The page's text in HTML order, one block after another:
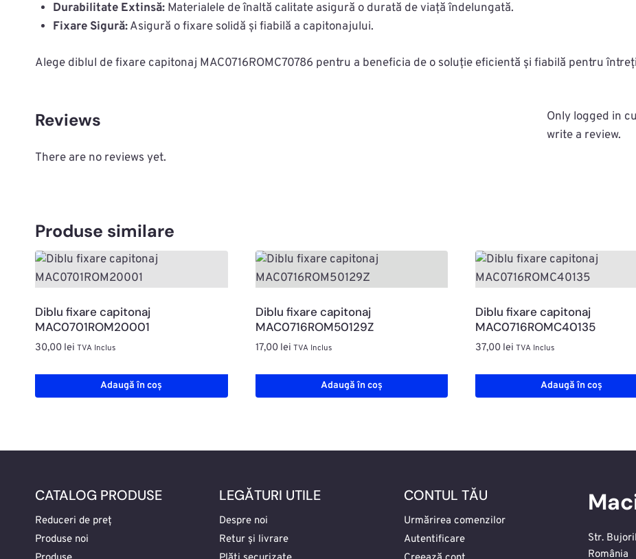
Durabilitate Extinsă:Materialele de înaltă calitate asigură o durată de viață îndelungată.
Fixare Sigură:Asigură o fixare solidă și fiabilă a capitonajului.
Alege diblul de fixare capitonaj MAC0716ROMC70786 pentru a beneficia de o soluție eficientă și fiabilă pentru
Reviews
There are no reviews yet.
Only logged in
write a review.
Produse similare
Diblu fixare capitonaj
MAC0701ROM20001
30,00 lei TVA Inclus
Adaugă în coș
Diblu fixare capitonaj
MAC0716ROM50129Z
17,00 lei TVA Inclus
Adaugă în coș
Diblu fixare capitonaj
MAC0716ROMC40135
37,00 lei TVA Inclus
Adaugă în coș
CATALOG PRODUSE
Reduceri de preț
Produse noi
LEGĂTURI UTILE
Despre noi
Retur și livrare
CONTUL TĂU
Urmărirea comenzilor
Autentificare
Str.
România